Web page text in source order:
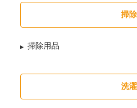
掃
掃除用品
洗